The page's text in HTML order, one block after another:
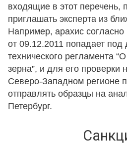
входящие в этот перечень,
приглашать эксперта из
Например, арахис
от 09.12.2011 попадает под
технического регламента
зерна”, и для его
Северо-Западном регионе
отправлять образцы на
Петербург.